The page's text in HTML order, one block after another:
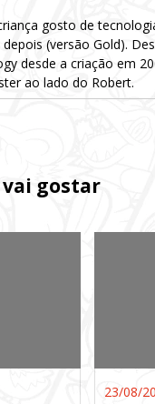
gosto de
(versão Gold).
desde a criação em
ao lado do Robert.
gostar
23/08/